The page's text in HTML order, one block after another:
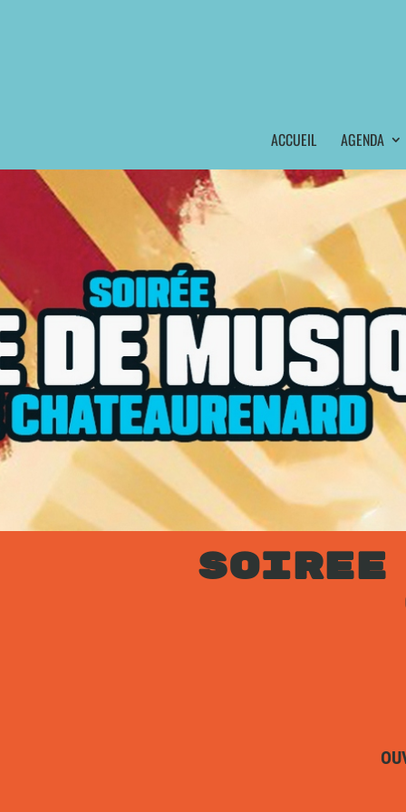
ACCUEIL AGENDA